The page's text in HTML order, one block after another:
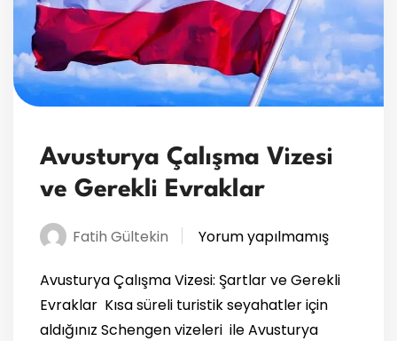
Avusturya Çalışma Vizesi
ve Gerekli Evraklar
Fatih Gültekin Yorum yapılmamış
Avusturya Çalışma Vizesi: Şartlar ve Gerekli
Evraklar Kısa süreli turistik seyahatler için
aldığınız Schengen vizeleri ile Avusturya